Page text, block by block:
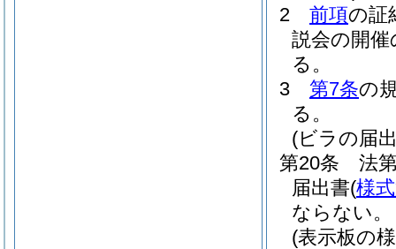
2
前項の証
説会の開
る。
3
第7条の
る。
(ビラの届
第20条
法
届出書(様
ならない。
(表示板の